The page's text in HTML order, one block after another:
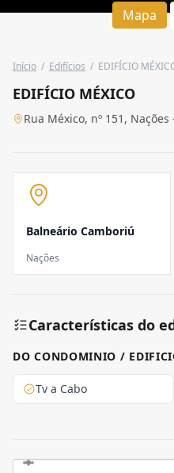
Mapa
Início / Edifícios / EDIFÍCIO
EDIFÍCIO MÉXICO
Rua México, nº 151,
Balneário Camboriú
Nações
Características do
DO CONDOMINIO /
Tv a Cabo